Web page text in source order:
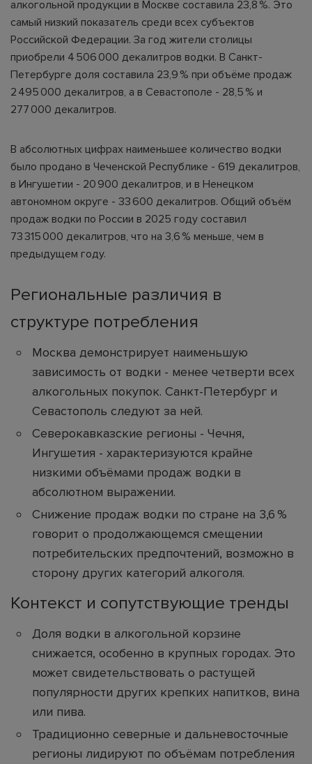
алкогольной продукции в Москве составила 23,8 %. Это
самый низкий показатель среди всех субъектов
Российской Федерации. За год жители столицы
приобрели 4 506 000 декалитров водки. В Санкт-
Петербурге доля составила 23,9 % при объёме продаж
2 495 000 декалитров, а в Севастополе - 28,5 % и
277 000 декалитров.
В абсолютных цифрах наименьшее количество водки
было продано в Чеченской Республике - 619 декалитров,
в Ингушетии - 20 900 декалитров, и в Ненецком
автономном округе - 33 600 декалитров. Общий объём
продаж водки по России в 2025 году составил
73 315 000 декалитров, что на 3,6 % меньше, чем в
предыдущем году.
Региональные различия в
структуре потребления
Москва демонстрирует наименьшую
зависимость от водки - менее четверти всех
алкогольных покупок. Санкт-Петербург и
Севастополь следуют за ней.
Северокавказские регионы - Чечня,
Ингушетия - характеризуются крайне
низкими объёмами продаж водки в
абсолютном выражении.
Снижение продаж водки по стране на 3,6 %
говорит о продолжающемся смещении
потребительских предпочтений, возможно в
сторону других категорий алкоголя.
Контекст и сопутствующие тренды
Доля водки в алкогольной корзине
снижается, особенно в крупных городах. Это
может свидетельствовать о растущей
популярности других крепких напитков, вина
или пива.
Традиционно северные и дальневосточные
регионы лидируют по объёмам потребления